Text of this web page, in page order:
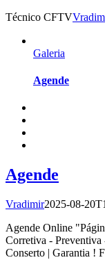
Técnico CFTV
Galeria
Agende
Agende
Vradimir2025-08-
Agende Online
Corretiva - Preventiva
Conserto | Garantia !